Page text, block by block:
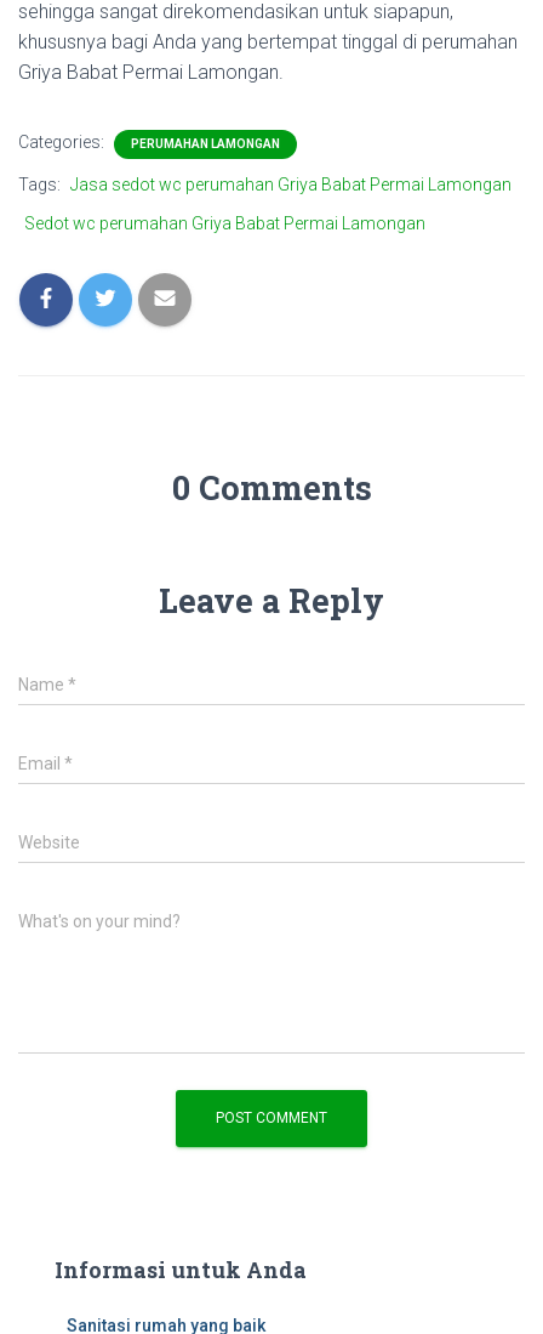
sehingga sangat direkomendasikan untuk siapapun,
khususnya bagi Anda yang bertempat tinggal di perumahan
Griya Babat Permai Lamongan.
Categories: PERUMAHAN LAMONGAN
Tags: Jasa sedot wc perumahan Griya Babat Permai Lamongan
Sedot wc perumahan Griya Babat Permai Lamongan
0 Comments
Leave a Reply
Name *
Email *
Website
What's on your mind?
Informasi untuk Anda
Sanitasi rumah yang baik